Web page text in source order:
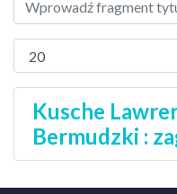
Kusche
Bermudzki :